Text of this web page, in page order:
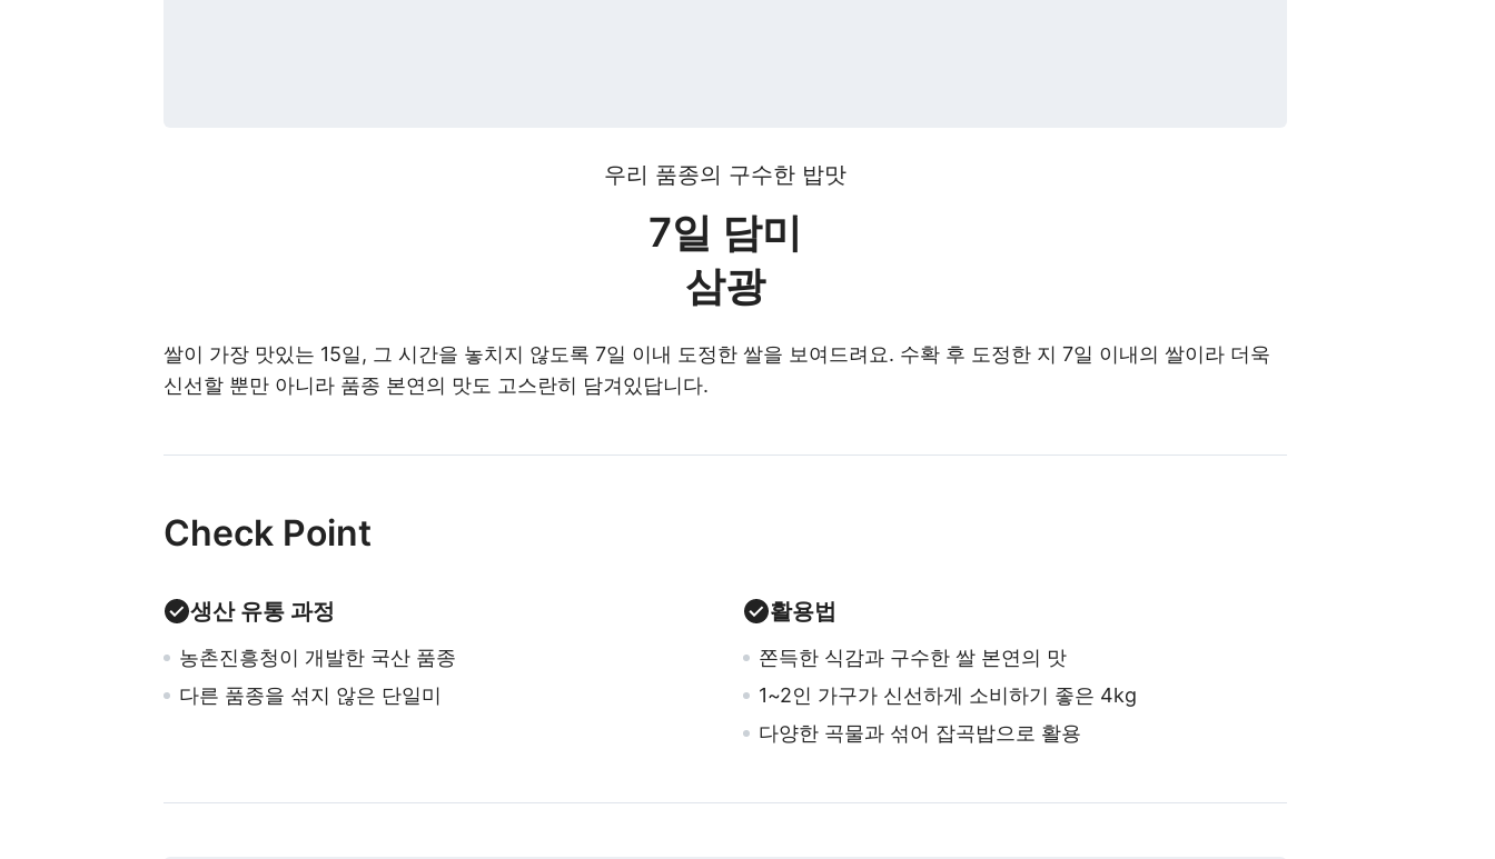
우리 품종의 구수한 밥맛
7일 담미
삼광
쌀이 가장 맛있는 15일, 그 시간을 놓치지 않도록 7일 이내 도정한 쌀을 보여드려요. 수확 후 도정한 지 7일 이내의 쌀이라 더욱
신선할 뿐만 아니라 품종 본연의 맛도 고스란히 담겨있답니다.
Check Point
생산 유통 과정
농촌진흥청이 개발한 국산 품종
다른 품종을 섞지 않은 단일미
활용법
쫀득한 식감과 구수한 쌀 본연의 맛
1~2인 가구가 신선하게 소비하기 좋은 4kg
다양한 곡물과 섞어 잡곡밥으로 활용